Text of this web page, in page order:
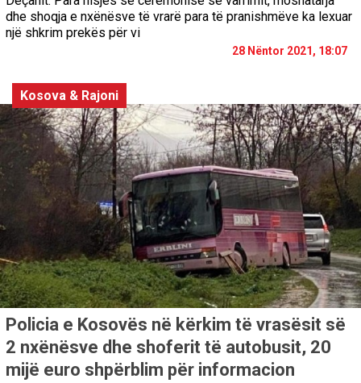
dhe shoqja e nxënësve të vrarë para të pranishmëve ka lexuar
një shkrim prekës për vi
28 Nëntor 2021, 18:07
Kosova & Rajoni
Policia e Kosovës në kërkim të vrasësit së
2 nxënësve dhe shoferit të autobusit, 20
mijë euro shpërblim për informacion